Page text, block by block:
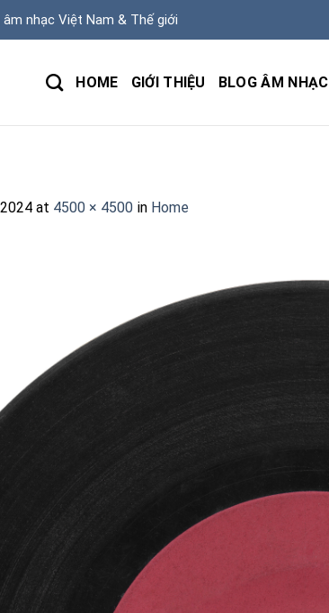
nhạc Việt Nam & Thế giới
HOME GIỚI THIỆU BLOG ÂM NHẠC
at 4500 × 4500 in Home